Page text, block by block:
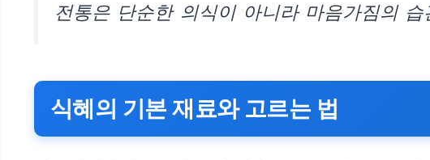
전통은 단순한 의식이 아니라 마음가짐의 습
식혜의 기본 재료와 고르는 법